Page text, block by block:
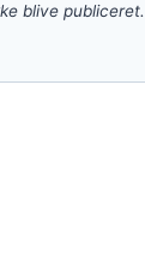
blive publiceret.